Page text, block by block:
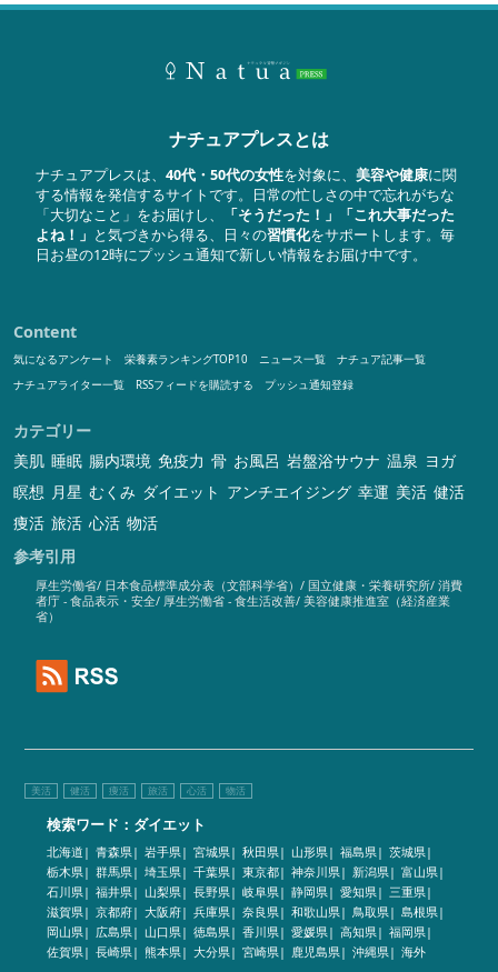
ナチュアプレスとは
ナチュアプレスは、 40代・50代の女性を対象に、 美容や健康に関
する情報を発信するサイトです。日常の忙しさの中で忘れがちな
「大切なこと」をお届けし、
「そうだった！」「これ大事だった
よね！」 と気づきから得る、日々の習慣化をサポートします。毎
日お昼の12時にプッシュ通知で新しい情報をお届け中です。
Content
気になるアンケート 栄養素ランキングTOP10 ニュース一覧
ナチュア記事一覧
ナチュアライター一覧
RSSフィードを購読する プッシュ通知登録
カテゴリー
美肌 睡眠 腸内環境 免疫力 骨 お風呂 岩盤浴サウナ 温泉 ヨガ
瞑想 月星 むくみ ダイエット アンチエイジング 幸運 美活 健活
痩活 旅活 心活 物活
参考引用
厚生労働省/ 日本食品標準成分表（文部科学省） / 国立健康・栄養研究所/ 消費
者庁 - 食品表示・安全/ 厚生労働省 - 食生活改善/ 美容健康推進室（経済産業
省）
美活 健活 痩活 旅活 心活 物活
検索ワード：ダイエット
北海道| 青森県| 岩手県| 宮城県| 秋田県| 山形県| 福島県| 茨城県|
栃木県| 群馬県| 埼玉県| 千葉県| 東京都| 神奈川県| 新潟県| 富山県|
石川県| 福井県| 山梨県| 長野県| 岐阜県| 静岡県| 愛知県| 三重県|
滋賀県| 京都府| 大阪府| 兵庫県| 奈良県| 和歌山県| 鳥取県| 島根県|
岡山県| 広島県| 山口県| 徳島県| 香川県| 愛媛県| 高知県| 福岡県|
佐賀県| 長崎県| 熊本県| 大分県| 宮崎県| 鹿児島県| 沖縄県| 海外